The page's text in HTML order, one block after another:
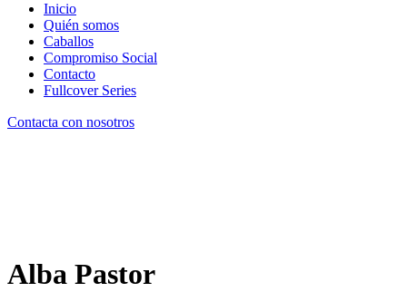
Inicio
Quién somos
Caballos
Compromiso Social
Contacto
Fullcover Series
Contacta con nosotros
Alba Pastor